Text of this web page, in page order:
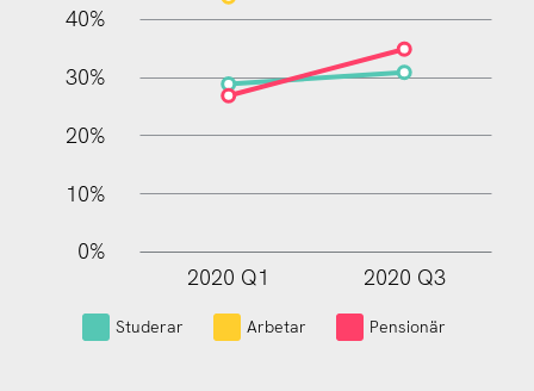
40%
30%
20%
10%
0%
2020 Q1 2020 Q3
Studerar Arbetar Pensionär